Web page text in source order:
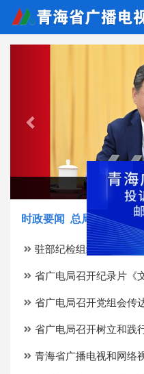
习近平：
时政要闻 总局要闻 省
驻部纪检组组长刘宗园、省广电局副
省广电局召开纪录片《
省广电局召开党组会传达
省广电局召开树立和践行
青海省广播电视和网络